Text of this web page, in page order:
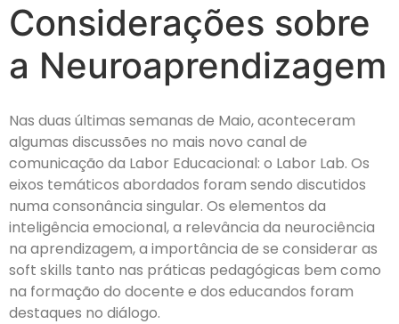
Considerações sobre
a Neuroaprendizagem
Nas duas últimas semanas de Maio, aconteceram
algumas discussões no mais novo canal de
comunicação da Labor Educacional: o Labor Lab. Os
eixos temáticos abordados foram sendo discutidos
numa consonância singular. Os elementos da
inteligência emocional, a relevância da neurociência
na aprendizagem, a importância de se considerar as
soft skills tanto nas práticas pedagógicas bem como
na formação do docente e dos educandos foram
destaques no diálogo.